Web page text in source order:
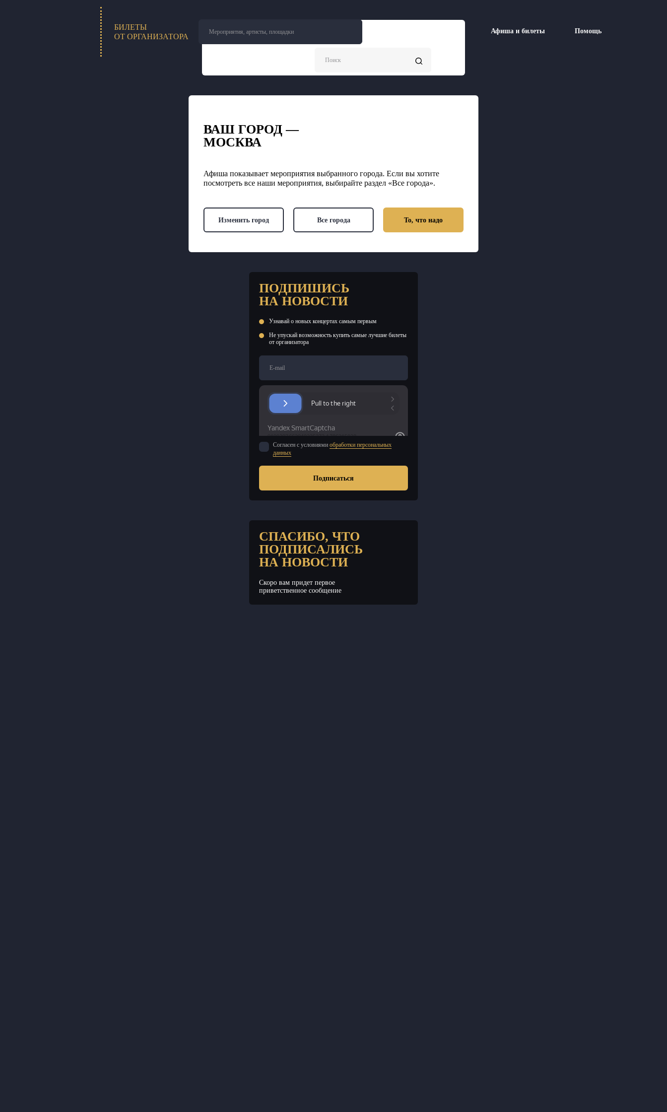
Поиск
ВАШ ГОРОД —
МОСКВА
Афиша показывает мероприятия выбранного города. Если вы хотите
посмотреть все наши мероприятия, выбирайте раздел «Все города».
Изменить город Все города То, что надо
ПОДПИШИСЬ
НА НОВОСТИ
Узнавай о новых концертах самым первым
Не упускай возможность купить самые лучшие билеты
от организатора
E-mail
Согласен с условиями обработки персональных
данных
Подписаться
СПАСИБО, ЧТО
ПОДПИСАЛИСЬ
НА НОВОСТИ
Скоро вам придет первое
приветственное сообщение
БИЛЕТЫ
ОТ ОРГАНИЗАТОРА
Мероприятия, артисты, площадки Афиша и билеты Помощь